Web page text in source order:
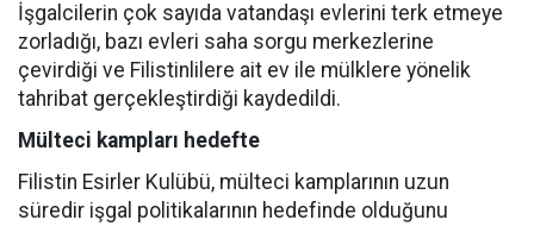
İşgalcilerin çok sayıda vatandaşı evlerini terk etmeye
zorladığı, bazı evleri saha sorgu merkezlerine
çevirdiği ve Filistinlilere ait ev ile mülklere yönelik
tahribat gerçekleştirdiği kaydedildi.
Mülteci kampları hedefte
Filistin Esirler Kulübü, mülteci kamplarının uzun
süredir işgal politikalarının hedefinde olduğunu